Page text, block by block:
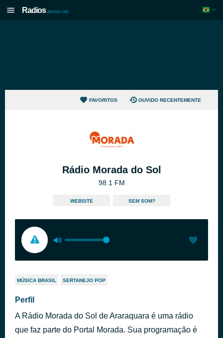
Radios aovivo.net
FAVORITOS OUVIDO RECENTEMENTE
Rádio Morada do Sol
98.1 FM
WEBSITE SEM SOM?
MÚSICA BRASIL SERTANEJO POP
Perfil
A Rádio Morada do Sol de Araraquara é uma rádio
que faz parte do Portal Morada. Sua programação é